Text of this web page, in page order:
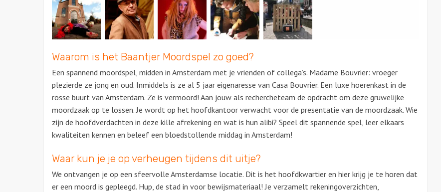
Waarom is het Baantjer Moordspel zo goed?
Een spannend moordspel, midden in Amsterdam met je vrienden of collega’s. Madame Bouvrier: vroeger
plezierde ze jong en oud. Inmiddels is ze al 5 jaar eigenaresse van Casa Bouvrier. Een luxe hoerenkast in de
rosse buurt van Amsterdam. Ze is vermoord! Aan jouw als rechercheteam de opdracht om deze gruwelijke
moordzaak op te lossen. Je wordt op het hoofdkantoor verwacht voor de presentatie van de moordzaak. Wie
zijn de hoofdverdachten in deze kille afrekening en wat is hun alibi? Speel dit spannende spel, leer elkaars
kwaliteiten kennen en beleef een bloedstollende middag in Amsterdam!
Waar kun je je op verheugen tijdens dit uitje?
We ontvangen je op een sfeervolle Amsterdamse locatie. Dit is het hoofdkwartier en hier krijg je te horen dat
er een moord is gepleegd. Hup, de stad in voor bewijsmateriaal! Je verzamelt rekeningoverzichten,